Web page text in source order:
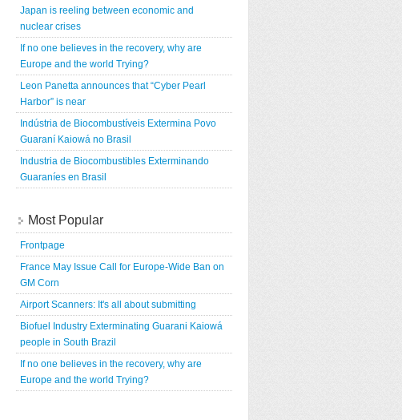
Japan is reeling between economic and
nuclear crises
If no one believes in the recovery, why are
Europe and the world Trying?
Leon Panetta announces that “Cyber Pearl
Harbor” is near
Indústria de Biocombustíveis Extermina Povo
Guaraní Kaiowá no Brasil
Industria de Biocombustibles Exterminando
Guaraníes en Brasil
Most Popular
Frontpage
France May Issue Call for Europe-Wide Ban on
GM Corn
Airport Scanners: It's all about submitting
Biofuel Industry Exterminating Guarani Kaiowá
people in South Brazil
If no one believes in the recovery, why are
Europe and the world Trying?